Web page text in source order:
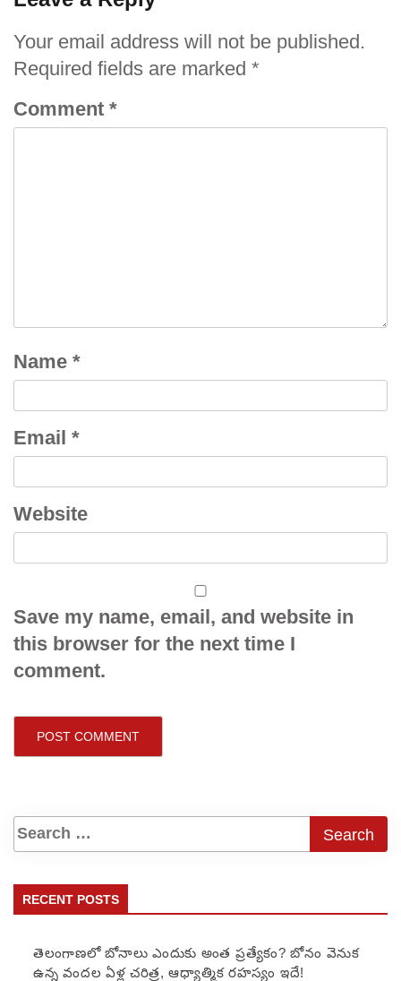
Your email address will not be published.
Required fields are marked *
Comment *
Name *
Email *
Website
Save my name, email, and website in
this browser for the next time I
comment.
RECENT POSTS
తెలంగాణలో బోనాలు ఎందుకు అంత ప్రత్యేకం? బోనం వెనుక
ఉన్న వందల ఏళ్ల చరిత్ర, ఆధ్యాత్మిక రహస్యం ఇదే!